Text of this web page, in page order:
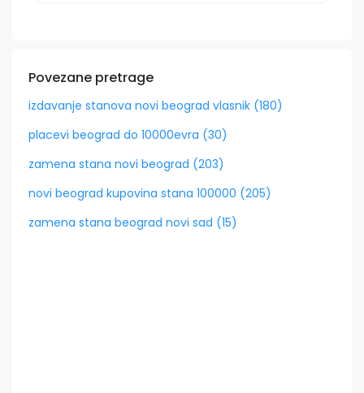
Povezane pretrage
izdavanje stanova novi beograd vlasnik (180)
placevi beograd do 10000evra (30)
zamena stana novi beograd (203)
novi beograd kupovina stana 100000 (205)
zamena stana beograd novi sad (15)